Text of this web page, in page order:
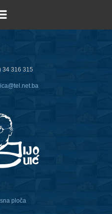
34 316 315
ploča